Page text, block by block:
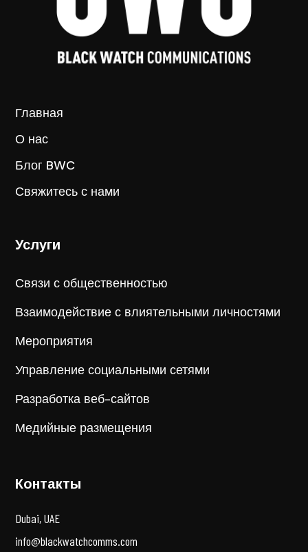
Главная
О нас
Блог BWC
Свяжитесь с нами
Услуги
Связи с общественностью
Взаимодействие с влиятельными личностями
Мероприятия
Управление социальными сетями
Разработка веб-сайтов
Медийные размещения
Контакты
Dubai, UAE
info@blackwatchcomms.com